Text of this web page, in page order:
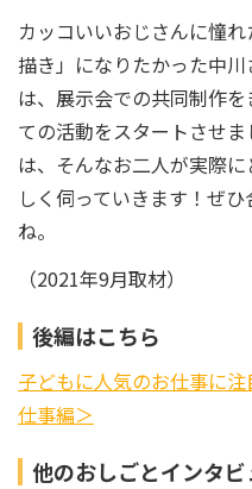
カッコいいおじさんに憧
描き」になりたかった中
は、展示会での共同制作
ての活動をスタートさせ
は、そんなお二人が実際
しく伺っていきます！ぜ
ね。
（2021年9月取材）
後編はこちら
子どもに人気のお仕事に
仕事編＞
他のおしごとインタ